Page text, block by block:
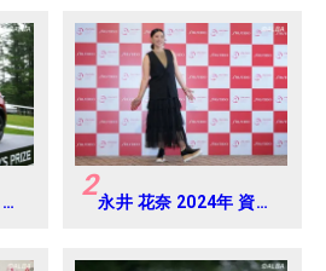
2永井 花奈 2024年 資生